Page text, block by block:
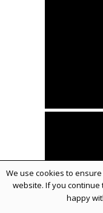
We use cookies to
website. If you
happy